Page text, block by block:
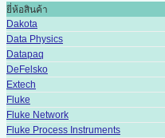
ยี่ห้อสินค้า
Dakota
Data Physics
Datapaq
DeFelsko
Extech
Fluke
Fluke Network
Fluke Process Instruments